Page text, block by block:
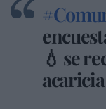
💧 se
acaricia